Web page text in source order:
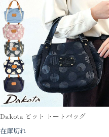
Dakota ピット トートバッグ
在庫切れ